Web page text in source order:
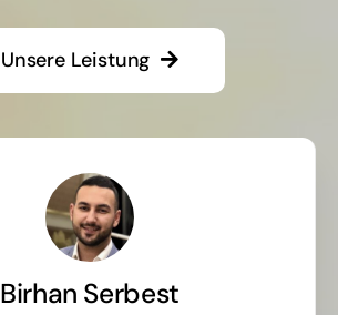
Unsere Leistung
Birhan Serbest